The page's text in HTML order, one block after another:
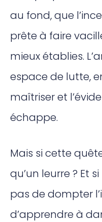
au fond, que
prête à faire
mieux établies.
espace de lutte,
maîtriser et
échappe.
Mais si cette
qu’un leurre ? Et
pas de dompter
d’apprendre à